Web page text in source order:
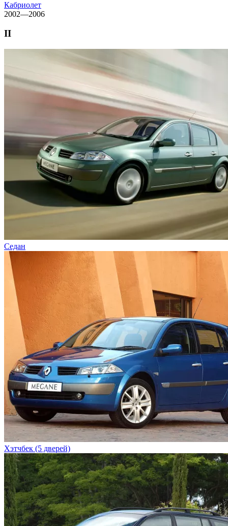
Кабриолет
2002—2006
II
Седан
Хэтчбек (5 дверей)